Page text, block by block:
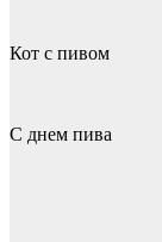
Кот с пивом
С днем пива